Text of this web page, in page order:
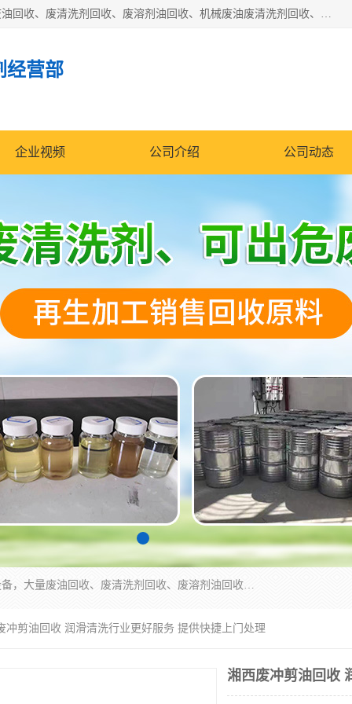
东莞市大岭山莞峰清洗剂经营部拥有的回收加工设备，大量废油回收、废清洗剂回收、废溶剂油回收、机械废油废清洗剂回收、废碳氢回收、碳氢液压油回收、碳氢二氯回收等废清洗剂处理；我们只是提供废旧化工原料的循环使用存放点，执行正规的存放，有正规的回收资质处理。同时我们公司批发零售回收级清洗剂，脱模油再生基础油，质量保证。
经营部
企业视频 公司介绍 公司动态
东莞市大岭山莞峰清洗剂经营部拥有的回收加工设备，大量废油回收、废清洗剂回收、废溶剂油回收、机械废油废清洗剂回收、废碳氢回收、碳氢液压油回收、碳氢二氯回收等废清洗剂处理；我们只是提供废旧化工原料的循环使用存放点，执行正规的存放，有正规的回收资质处理。同时我们公司批发零售回收级清洗剂，脱模油再生基础油，质量保证。
冲剪油回收 润滑清洗行业更好服务 提供快捷上门处理
湘西废冲剪油回收